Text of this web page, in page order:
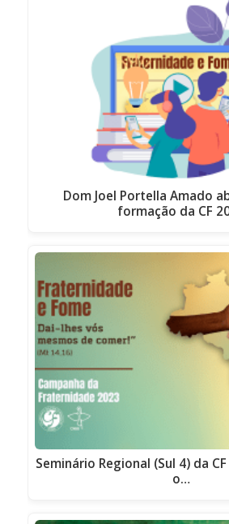
Dom Joel Portella Amado
formação da CF
Seminário Regional (Sul 4) da
o…